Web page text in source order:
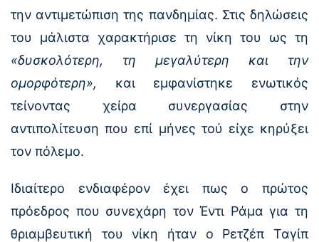
την αντιμετώπιση της πανδημίας. Στις δηλώσεις
του μάλιστα χαρακτήρισε τη νίκη του ως τη
«δυσκολότερη, τη μεγαλύτερη και την
ομορφότερη», και εμφανίστηκε ενωτικός
τείνοντας χείρα συνεργασίας στην
αντιπολίτευση που επί μήνες τού είχε κηρύξει
τον πόλεμο.
Ιδιαίτερο ενδιαφέρον έχει πως ο πρώτος
πρόεδρος που συνεχάρη τον Έντι Ράμα για τη
θριαμβευτική του νίκη ήταν ο Ρετζέπ Ταγίπ